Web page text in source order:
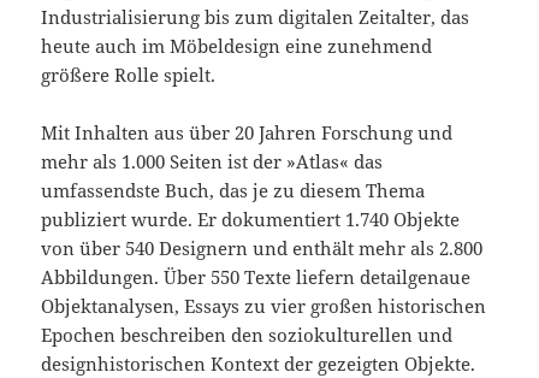
Industrialisierung bis zum digitalen Zeitalter, das
heute auch im Möbeldesign eine zunehmend
größere Rolle spielt.
Mit Inhalten aus über 20 Jahren Forschung und
mehr als 1.000 Seiten ist der »Atlas« das
umfassendste Buch, das je zu diesem Thema
publiziert wurde. Er dokumentiert 1.740 Objekte
von über 540 Designern und enthält mehr als 2.800
Abbildungen. Über 550 Texte liefern detailgenaue
Objektanalysen, Essays zu vier großen historischen
Epochen beschreiben den soziokulturellen und
designhistorischen Kontext der gezeigten Objekte.